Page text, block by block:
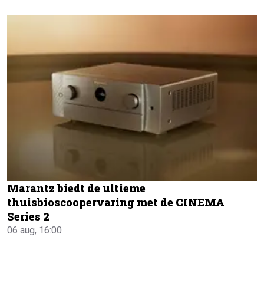
Marantz biedt de ultieme
thuisbioscoopervaring met de CINEMA
Series 2
06 aug, 16:00